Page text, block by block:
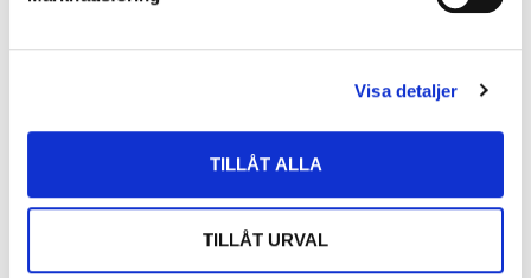
Visa detaljer
TILLÅT ALLA
TILLÅT URVAL
0708-30 79 90
www.acrinova.se
är ett aktivt fastighets- och förvaltningsbolag